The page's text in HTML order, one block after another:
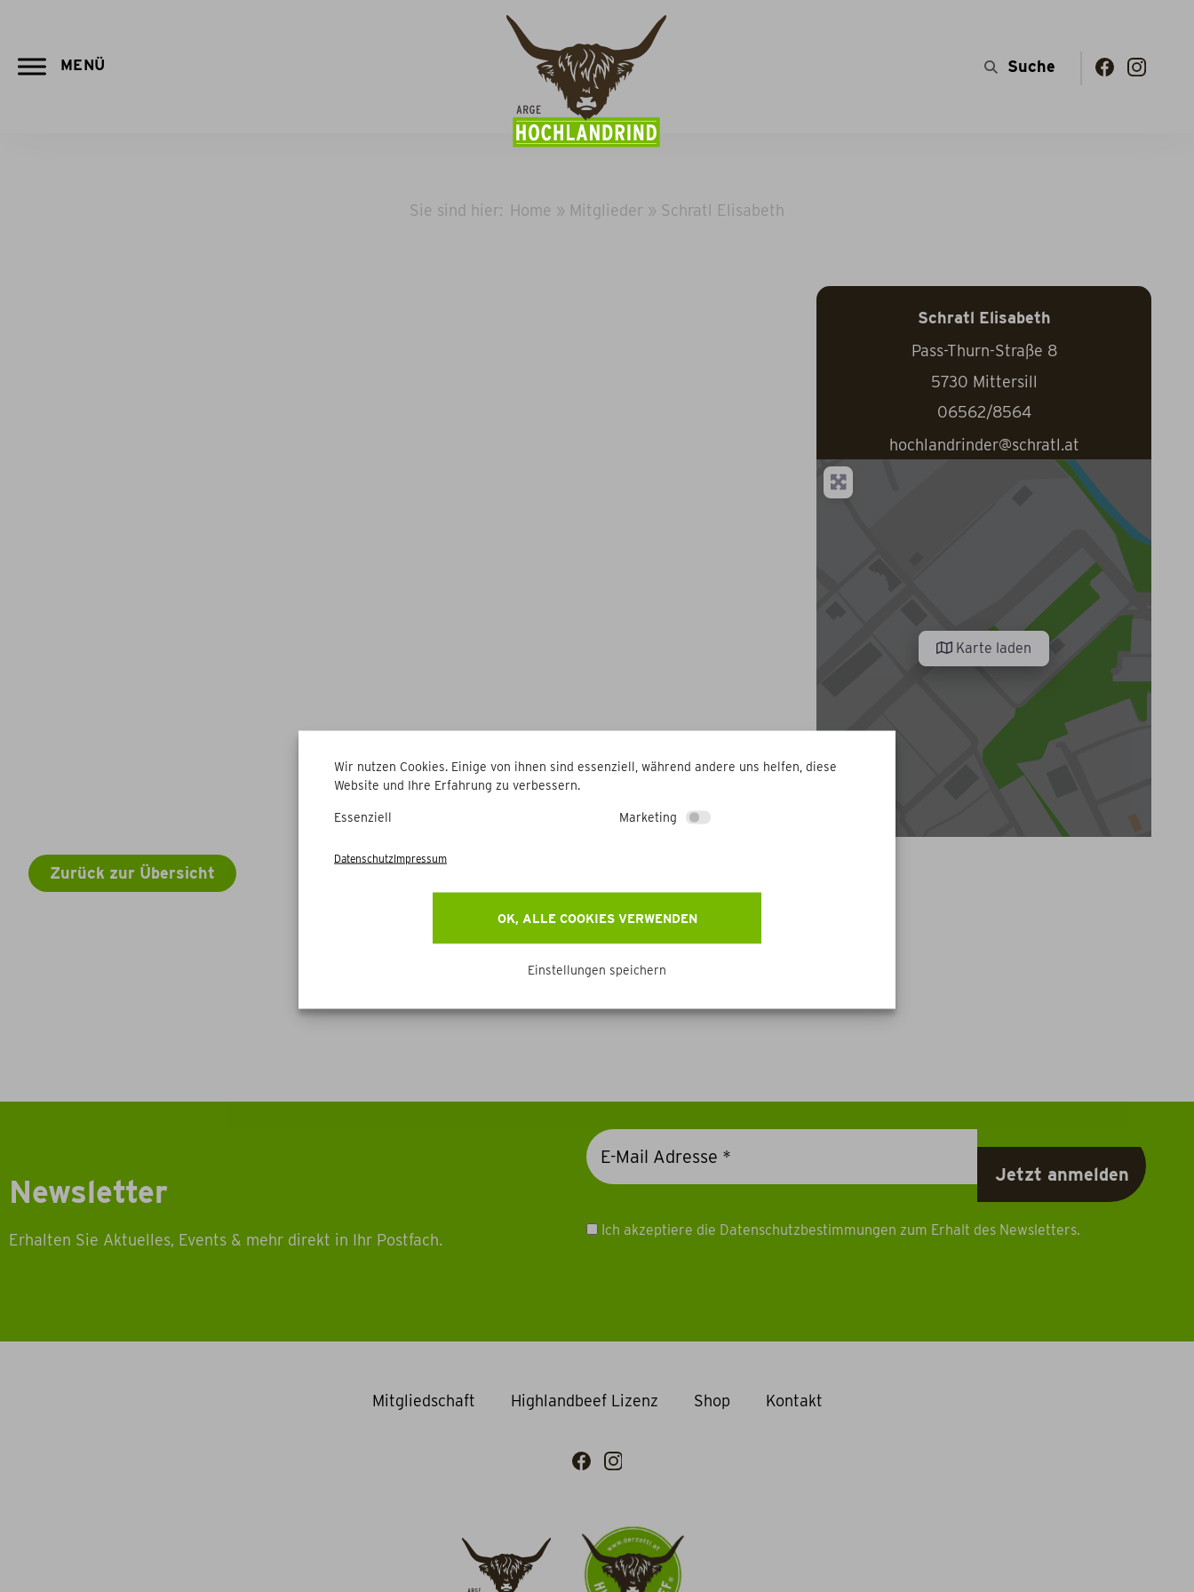
Wir nutzen Cookies. Einige von ihnen sind essenziell, während andere uns helfen, diese
Website und Ihre Erfahrung zu verbessern.
Essenziell Marketing
OK, ALLE COOKIES VERWENDEN
Einstellungen speichern
DatenschutzImpressum
Sie sind hier: Home » Mitglieder » Schratl Elisabeth
Schratl Elisabeth
Pass-Thurn-Straße 8
5730 Mittersill
06562/8564
hochlandrinder@schratl.at
Karte laden
Zurück zur Übersicht
Weitere Betriebe
Newsletter
Erhalten Sie Aktuelles, Events & mehr direkt in Ihr Postfach.
Ich akzeptiere die Datenschutzbestimmungen zum Erhalt des Newsletters.
Mitgliedschaft Highlandbeef Lizenz Shop Kontakt